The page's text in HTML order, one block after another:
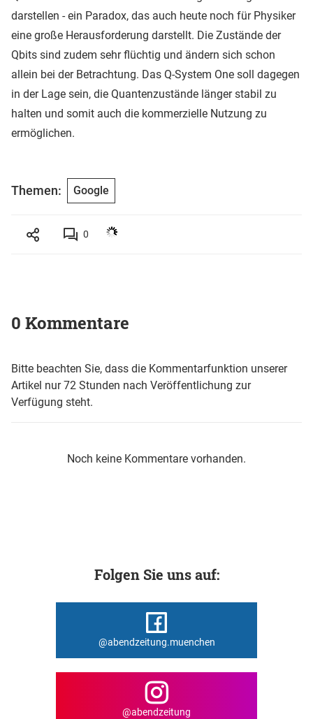
darstellen - ein Paradox, das auch heute noch für Physiker
eine große Herausforderung darstellt. Die Zustände der
Qbits sind zudem sehr flüchtig und ändern sich schon
allein bei der Betrachtung. Das Q-System One soll dagegen
in der Lage sein, die Quantenzustände länger stabil zu
halten und somit auch die kommerzielle Nutzung zu
ermöglichen.
Themen: Google
0
0 Kommentare
Bitte beachten Sie, dass die Kommentarfunktion unserer
Artikel nur 72 Stunden nach Veröffentlichung zur
Verfügung steht.
Noch keine Kommentare vorhanden.
Folgen Sie uns auf:
@abendzeitung.muenchen
@abendzeitung